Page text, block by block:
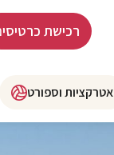
רכישת
אטרקציות וספורט